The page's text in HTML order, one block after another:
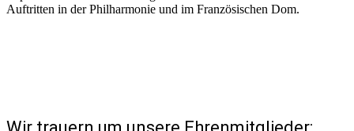
Auftritten in der Philharmonie und im Französischen Dom.